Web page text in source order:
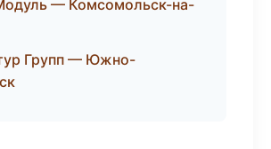
— Комсомольск-на-
Групп — Южно-